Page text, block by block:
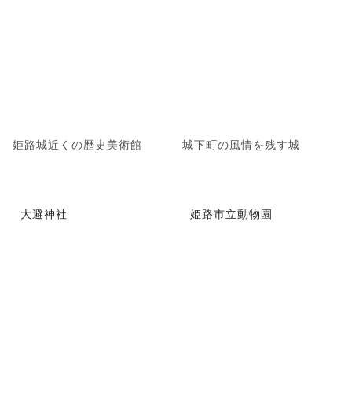
姫路城近くの歴史美術館 城下町の風情を残す城
大避神社 姫路市立動物園